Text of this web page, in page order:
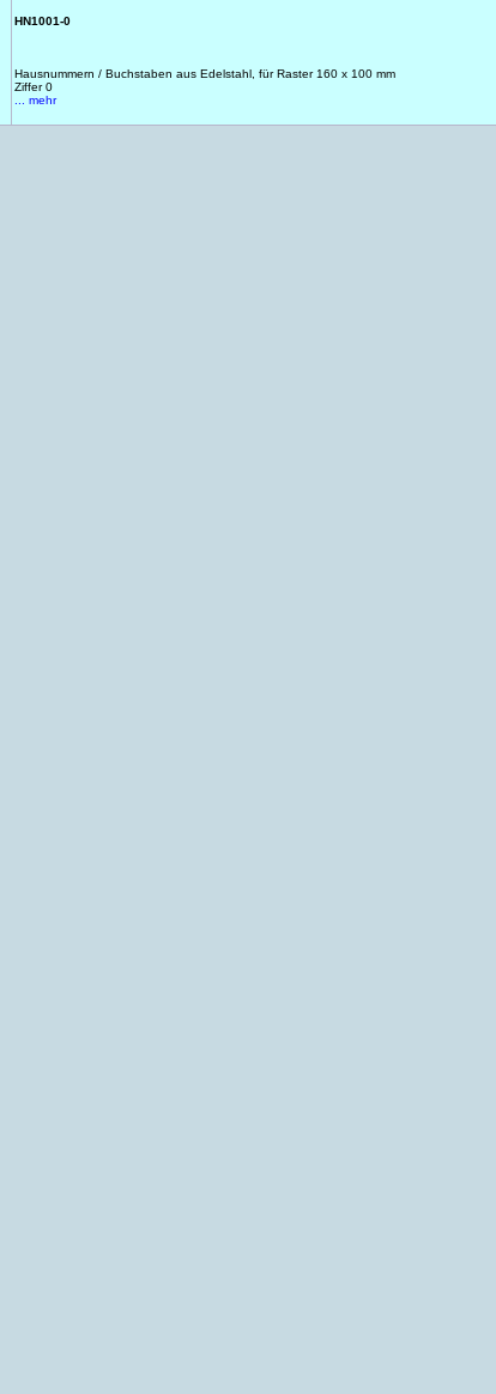
HN1001-0
Hausnummern / Buchstaben aus Edelstahl, für Raster 160 x 100 mm
Ziffer 0
... mehr